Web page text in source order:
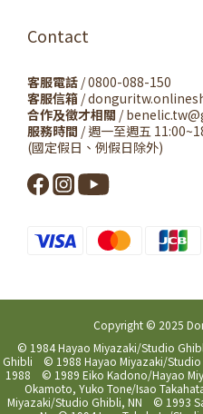
Contact
客服電話 / 0800-088-150
客服信箱 /
合作及徵才相關 /
服務時間 / 週一至週五
(國定假日、例假日除外)
Copyright © 2025
© 1984 Hayao Miyazaki/Studio
Ghibli © 1988 Hayao Miyazaki/
1988 © 1989 Eiko Kadono/Hayao
Okamoto, Yuko Tone/Isao
Miyazaki/Studio Ghibli, NN © 1993